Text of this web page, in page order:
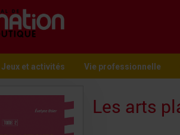
Jeux et activités Vie professionnelle
Les arts